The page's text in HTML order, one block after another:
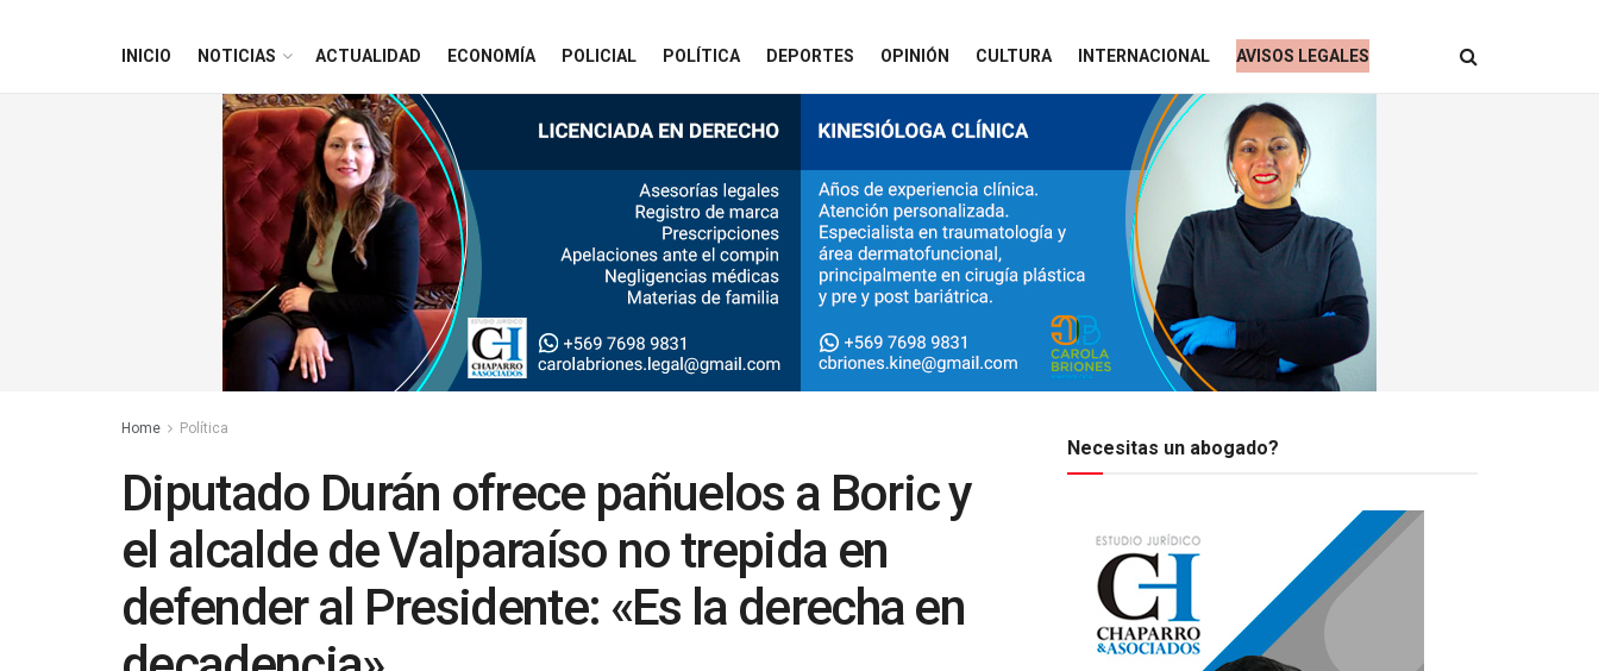
INICIO NOTICIAS ACTUALIDAD ECONOMÍA POLICIAL POLÍTICA DEPORTES OPINIÓN CULTURA INTERNACIONAL AVISOS LEGALES
Home Política
Diputado Durán ofrece pañuelos a Boric y
el alcalde de Valparaíso no trepida en
defender al Presidente: «Es la derecha en
Necesitas un abogado?